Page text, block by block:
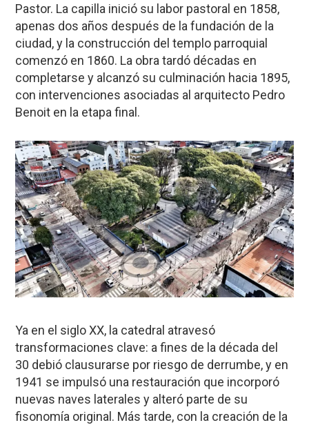
Pastor. La capilla inició su labor pastoral en 1858,
apenas dos años después de la fundación de la
ciudad, y la construcción del templo parroquial
comenzó en 1860. La obra tardó décadas en
completarse y alcanzó su culminación hacia 1895,
con intervenciones asociadas al arquitecto Pedro
Benoit en la etapa final.
Ya en el siglo XX, la catedral atravesó
transformaciones clave: a fines de la década del
30 debió clausurarse por riesgo de derrumbe, y en
1941 se impulsó una restauración que incorporó
nuevas naves laterales y alteró parte de su
fisonomía original. Más tarde, con la creación de la